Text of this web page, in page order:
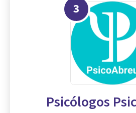
3
Psicólogos